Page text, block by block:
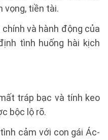
vọng, tiền tài.
và hành động của
tình huống hài kịch
tráp bạc và tính keo
bộc lộ rõ.
cảm với con gái Ác-